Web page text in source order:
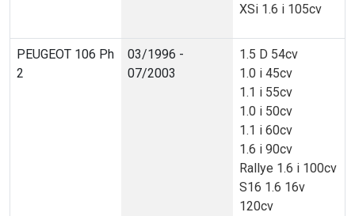
XSi 1.6 i 105cv
PEUGEOT 106 Ph
2
03/1996 -
07/2003
1.5 D 54cv
1.0 i 45cv
1.1 i 55cv
1.0 i 50cv
1.1 i 60cv
1.6 i 90cv
Rallye 1.6 i 100cv
S16 1.6 16v
120cv